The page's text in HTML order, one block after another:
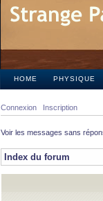
HOME PHYSIQUE
Connexion Inscription
Voir les messages sans
Index du forum